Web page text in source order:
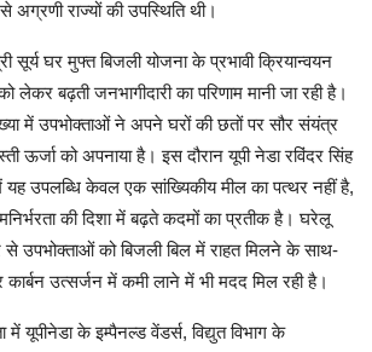
अग्रणी राज्यों की उपस्थिति थी।
सूर्य घर मुफ्त बिजली योजना के प्रभावी क्रियान्वयन
बढ़ती जनभागीदारी का परिणाम मानी जा रही है।
में उपभोक्ताओं ने अपने घरों की छतों पर सौर संयंत्र
ऊर्जा को अपनाया है। इस दौरान यूपी नेडा रविंदर सिंह
यह उपलब्धि केवल एक सांख्यिकीय मील का पत्थर नहीं है,
की दिशा में बढ़ते कदमों का प्रतीक है। घरेलू
उपभोक्ताओं को बिजली बिल में राहत मिलने के साथ-
कार्बन उत्सर्जन में कमी लाने में भी मदद मिल रही है।
के इम्पैनल्ड वेंडर्स, विद्युत विभाग के